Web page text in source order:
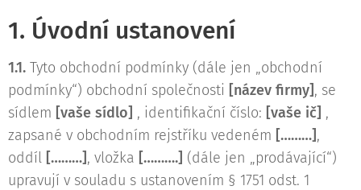
1. Úvodní ustanovení
1.1. Tyto obchodní podmínky (dále jen „obchodní
podmínky“) obchodní společnosti [název firmy], se
sídlem [vaše sídlo] , identifikační číslo: [vaše ič] ,
zapsané v obchodním rejstříku vedeném [………],
oddíl [………], vložka [……….] (dále jen „prodávající“)
upravují v souladu s ustanovením § 1751 odst. 1